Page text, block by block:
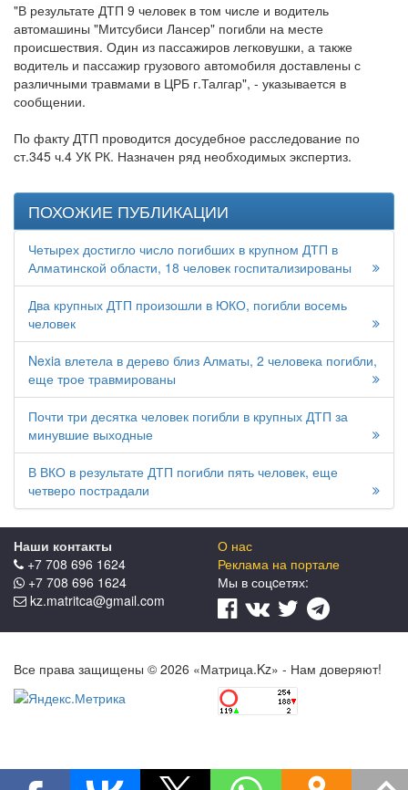
"В результате ДТП 9 человек в том числе и водитель
автомашины "Митсубиси Лансер" погибли на месте
происшествия. Один из пассажиров легковушки, а также
водитель и пассажир грузового автомобиля доставлены с
различными травмами в ЦРБ г.Талгар", - указывается в
сообщении.
По факту ДТП проводится досудебное расследование по
ст.345 ч.4 УК РК. Назначен ряд необходимых экспертиз.
ПОХОЖИЕ ПУБЛИКАЦИИ
Четырех достигло число погибших в крупном ДТП в
Алматинской области, 18 человек госпитализированы
Два крупных ДТП произошли в ЮКО, погибли восемь
человек
Nexia влетела в дерево близ Алматы, 2 человека погибли,
еще трое травмированы
Почти три десятка человек погибли в крупных ДТП за
минувшие выходные
В ВКО в результате ДТП погибли пять человек, еще
четверо пострадали
Наши контакты
+7 708 696 1624
+7 708 696 1624
kz.matritca@gmail.com
О нас
Реклама на портале
Мы в соцcетях:
Все права защищены © 2026 «Матрица.Kz» - Нам доверяют!